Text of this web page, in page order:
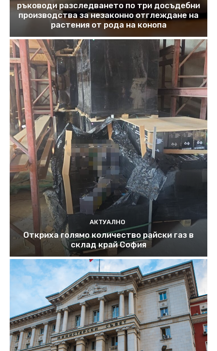
ръководи разследването по три досъдебни
производства за незаконно отглеждане на
растения от рода на конопа
АКТУАЛНО
Откриха голямо количество райски газ в
склад край София